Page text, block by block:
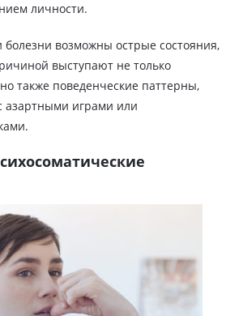
личности.
возможны острые состояния,
выступают не только
также поведенческие паттерны,
азартными играми или